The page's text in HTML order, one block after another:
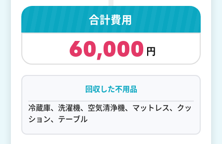
合計費用
60,000
回収した不用品
冷蔵庫、洗濯機、空気清浄機、マットレス、クッ
ション、テーブル